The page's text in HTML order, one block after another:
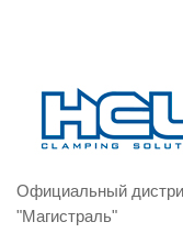
Официальный
"Магистраль"